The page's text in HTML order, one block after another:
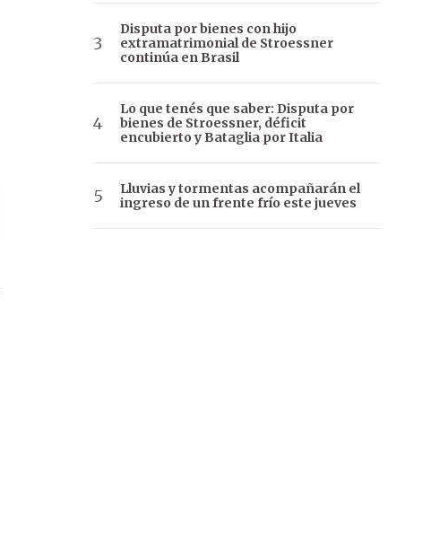
Disputa por bienes con hijo
extramatrimonial de Stroessner
continúa en Brasil
Lo que tenés que saber: Disputa por
bienes de Stroessner, déficit
encubierto y Bataglia por Italia
Lluvias y tormentas acompañarán el
ingreso de un frente frío este jueves